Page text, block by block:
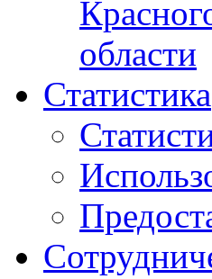
области
Статистика